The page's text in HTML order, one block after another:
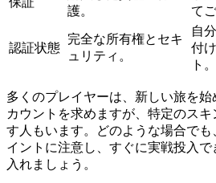
護。
て
認証状態
完全な所有権とセキ
ュリティ。
自
付
ト。
多くのプレイヤーは、新しい旅を
カウントを求めますが、特定のス
す人もいます。どのような場合で
イントに注意し、すぐに実戦投入
入れましょう。